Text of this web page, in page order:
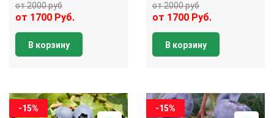
от 2000 руб
от 1700 Руб.
В корзину
от 2000 руб
от 1700 Руб.
В корзину
-15% -15%